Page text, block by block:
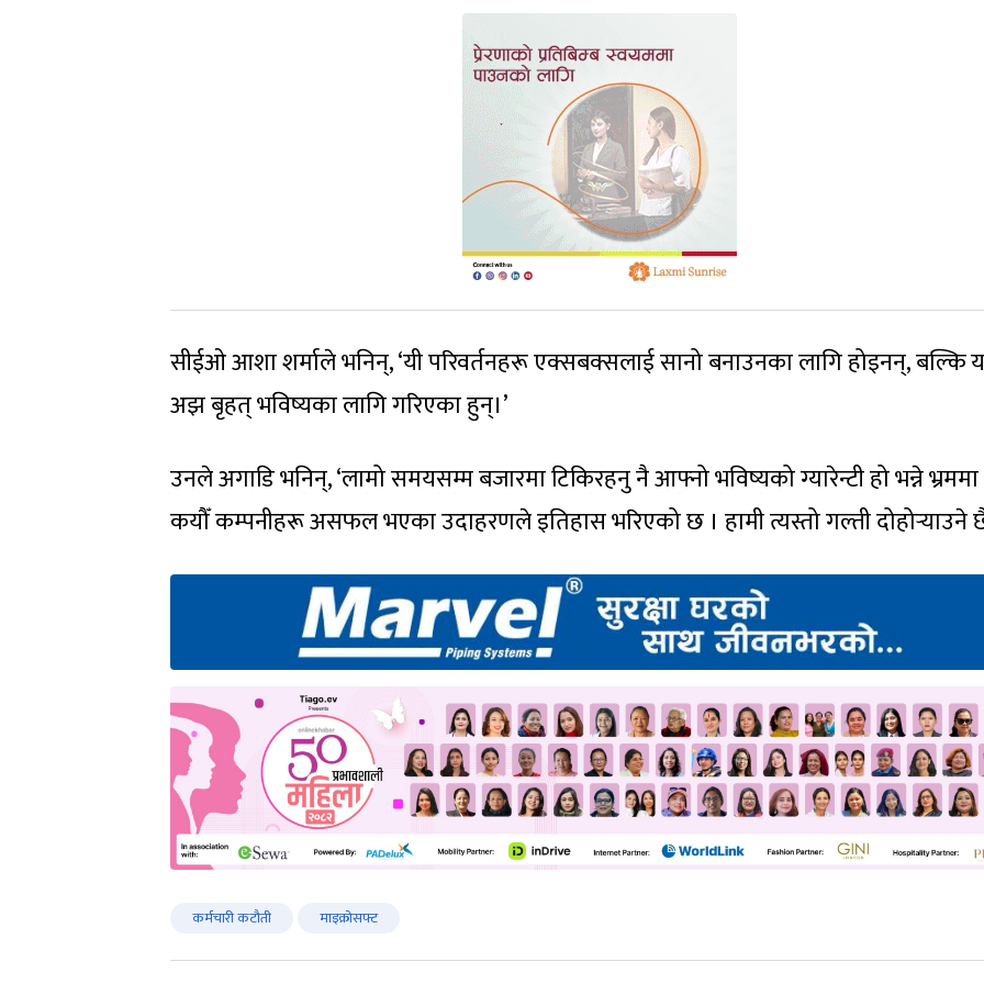
सीईओ आशा शर्माले भनिन्, ‘यी परिवर्तनहरू एक्सबक्सलाई सानो बनाउनका लागि होइनन्, बल्कि
अझ बृहत् भविष्यका लागि गरिएका हुन्।’
उनले अगाडि भनिन्, ‘लामो समयसम्म बजारमा टिकिरहनु नै आफ्नो भविष्यको ग्यारेन्टी हो भन्ने
कयौँ कम्पनीहरू असफल भएका उदाहरणले इतिहास भरिएको छ । हामी त्यस्तो गल्ती दोहोर्‍याउने
कर्मचारी कटौती माइक्रोसफ्ट